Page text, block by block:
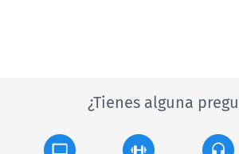
¿Tienes alguna